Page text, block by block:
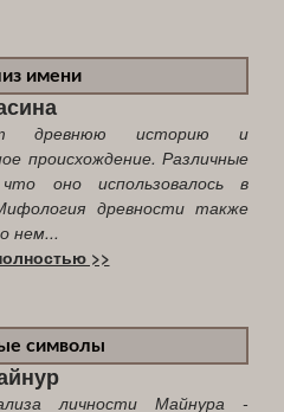
имени
древнюю историю и
происхождение. Различные
оно использовалось в
древности также
нем...
>>
символы
личности Майнура -